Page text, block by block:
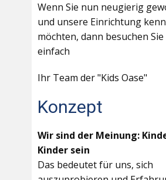
Wenn Sie nun neugierig
und unsere Einrichtung
möchten, dann besuchen
einfach
Ihr Team der "Kids Oase"
Konzept
Wir sind der Meinung:
Kinder sein
Das bedeutet für uns, sich